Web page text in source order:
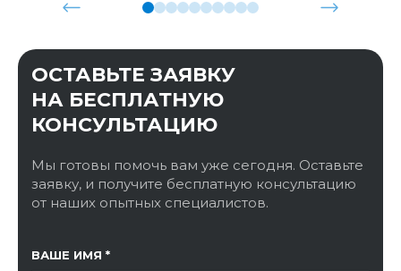
ОСТАВЬТЕ ЗАЯВКУ
НА БЕСПЛАТНУЮ
КОНСУЛЬТАЦИЮ
Мы готовы помочь вам уже сегодня. Оставьте
заявку, и получите бесплатную консультацию
от наших опытных специалистов.
ВАШЕ ИМЯ
ССЫЛКА НА СТРАНИЦУ